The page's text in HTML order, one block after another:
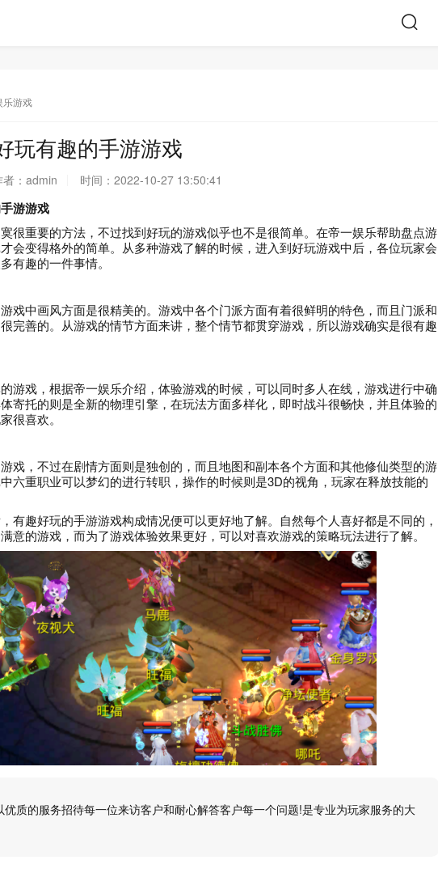
乐游戏
玩有趣的手游游戏
： admin 时间： 2022-10-27 13:50:41
游游戏
很重要的方法，不过找到好玩的游戏似乎也不是很简单。在帝一娱乐帮助盘点游
会变得格外的简单。从多种游戏了解的时候，进入到好玩游戏中后，各位玩家会
有趣的一件事情。
戏中画风方面是很精美的。游戏中各个门派方面有着很鲜明的特色，而且门派和
完善的。从游戏的情节方面来讲，整个情节都贯穿游戏，所以游戏确实是很有趣
游戏，根据帝一娱乐介绍，体验游戏的时候，可以同时多人在线，游戏进行中确
寄托的则是全新的物理引擎，在玩法方面多样化，即时战斗很畅快，并且体验的
很喜欢。
戏，不过在剧情方面则是独创的，而且地图和副本各个方面和其他修仙类型的游
六重职业可以梦幻的进行转职，操作的时候则是3D的视角，玩家在释放技能的
有趣好玩的手游游戏构成情况便可以更好地了解。自然每个人喜好都是不同的，
意的游戏，而为了游戏体验效果更好，可以对喜欢游戏的策略玩法进行了解。
优质的服务招待每一位来访客户和耐心解答客户每一个问题!是专业为玩家服务的大